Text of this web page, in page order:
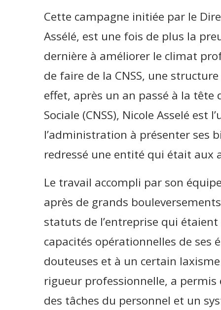
Cette campagne initiée par le
Assélé, est une fois de plus la
dernière à améliorer le climat
de faire de la CNSS, une
effet, après un an passé à la tête
Sociale (CNSS), Nicole Asselé est
l’administration à présenter ses
redressé une entité qui était aux
Le travail accompli par son
après de grands
statuts de l’entreprise qui
capacités opérationnelles de ses
douteuses et à un certain
rigueur professionnelle, a permis
des tâches du personnel et un